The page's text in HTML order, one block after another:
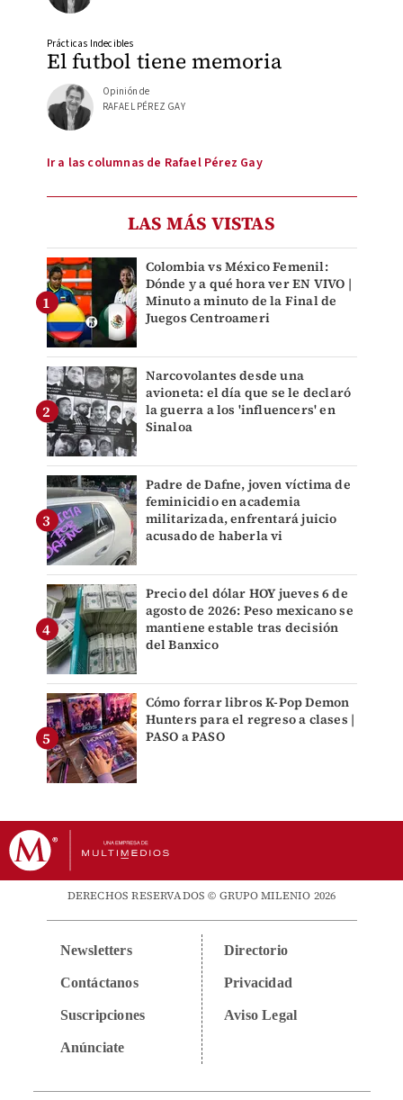
El futbol tiene memoria
Prácticas Indecibles
Opinión de
RAFAEL PÉREZ GAY
Ir a las columnas de Rafael Pérez Gay
LAS MÁS VISTAS
Colombia vs México Femenil:
Dónde y a qué hora ver EN VIVO |
Minuto a minuto de la Final de
Juegos Centroameri
Narcovolantes desde una
avioneta: el día que se le declaró
la guerra a los 'influencers' en
Sinaloa
Padre de Dafne, joven víctima de
feminicidio en academia
militarizada, enfrentará juicio
acusado de haberla vi
Precio del dólar HOY jueves 6 de
agosto de 2026: Peso mexicano se
mantiene estable tras decisión
del Banxico
Cómo forrar libros K-Pop Demon
Hunters para el regreso a clases |
PASO a PASO
DERECHOS RESERVADOS © GRUPO MILENIO 2026
Newsletters
Contáctanos
Suscripciones
Anúnciate
Directorio
Privacidad
Aviso Legal